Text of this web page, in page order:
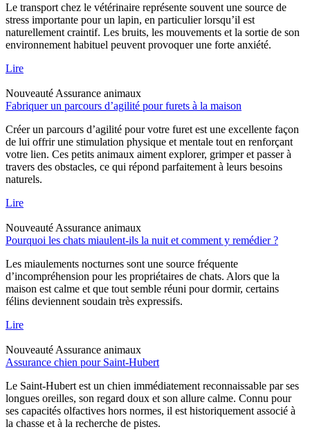
Le transport chez le vétérinaire représente souvent une source de
stress importante pour un lapin, en particulier lorsqu’il est
naturellement craintif. Les bruits, les mouvements et la sortie de son
environnement habituel peuvent provoquer une forte anxiété.
Lire
Nouveauté Assurance animaux
Fabriquer un parcours d’agilité pour furets à la maison
Créer un parcours d’agilité pour votre furet est une excellente façon
de lui offrir une stimulation physique et mentale tout en renforçant
votre lien. Ces petits animaux aiment explorer, grimper et passer à
travers des obstacles, ce qui répond parfaitement à leurs besoins
naturels.
Lire
Nouveauté Assurance animaux
Pourquoi les chats miaulent-ils la nuit et comment y remédier ?
Les miaulements nocturnes sont une source fréquente
d’incompréhension pour les propriétaires de chats. Alors que la
maison est calme et que tout semble réuni pour dormir, certains
félins deviennent soudain très expressifs.
Lire
Nouveauté Assurance animaux
Assurance chien pour Saint-Hubert
Le Saint-Hubert est un chien immédiatement reconnaissable par ses
longues oreilles, son regard doux et son allure calme. Connu pour
ses capacités olfactives hors normes, il est historiquement associé à
la chasse et à la recherche de pistes.